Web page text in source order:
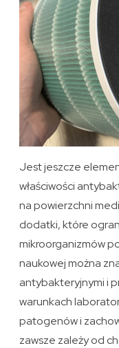
Jest jeszcze
właściwości
na powierzchni
dodatki, które
mikroorganizmów
naukowej można
antybakteryjnymi i
warunkach
patogenów i
zawsze zależy od